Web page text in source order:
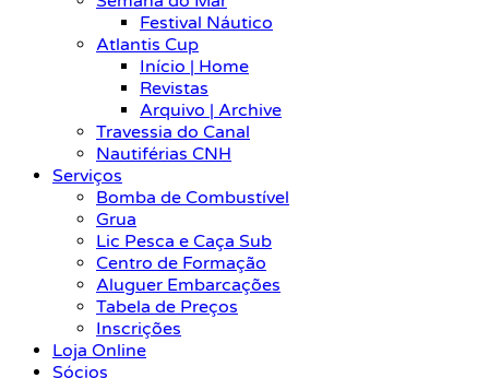
Festival Náutico
Atlantis Cup
Início | Home
Revistas
Arquivo | Archive
Travessia do Canal
Nautiférias CNH
Serviços
Bomba de Combustível
Grua
Lic Pesca e Caça Sub
Centro de Formação
Aluguer Embarcações
Tabela de Preços
Inscrições
Loja Online
Sócios